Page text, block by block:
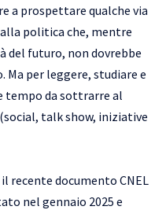
a prospettare qualche via
politica che, mentre
del futuro, non dovrebbe
Ma per leggere, studiare e
da sottrarre al
talk show, iniziative
recente documento CNEL
nel gennaio 2025 e